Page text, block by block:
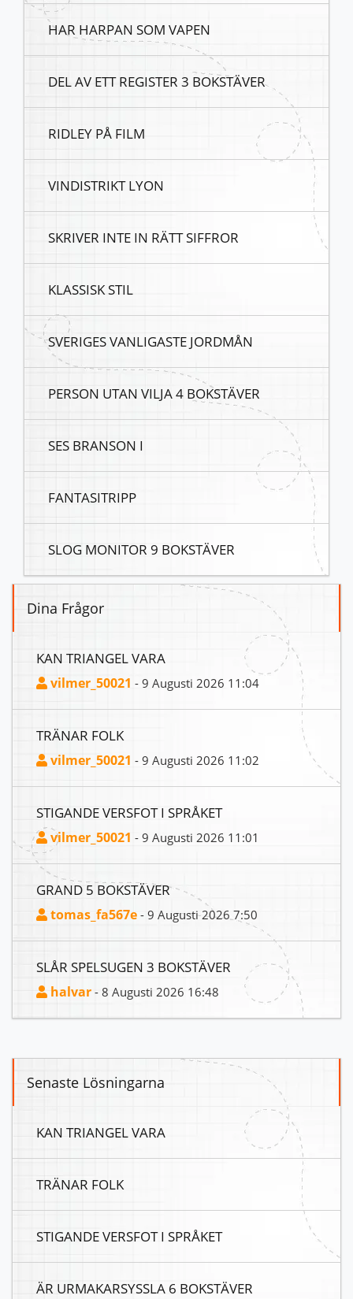
HAR HARPAN SOM VAPEN
DEL AV ETT REGISTER 3 BOKSTÄVER
RIDLEY PÅ FILM
VINDISTRIKT LYON
SKRIVER INTE IN RÄTT SIFFROR
KLASSISK STIL
SVERIGES VANLIGASTE JORDMÅN
PERSON UTAN VILJA 4 BOKSTÄVER
SES BRANSON I
FANTASITRIPP
SLOG MONITOR 9 BOKSTÄVER
Dina Frågor
KAN TRIANGEL VARA
vilmer_50021 - 9 Augusti 2026 11:04
TRÄNAR FOLK
vilmer_50021 - 9 Augusti 2026 11:02
STIGANDE VERSFOT I SPRÅKET
vilmer_50021 - 9 Augusti 2026 11:01
GRAND 5 BOKSTÄVER
tomas_fa567e - 9 Augusti 2026 7:50
SLÅR SPELSUGEN 3 BOKSTÄVER
halvar - 8 Augusti 2026 16:48
Senaste Lösningarna
KAN TRIANGEL VARA
TRÄNAR FOLK
STIGANDE VERSFOT I SPRÅKET
ÄR URMAKARSYSSLA 6 BOKSTÄVER